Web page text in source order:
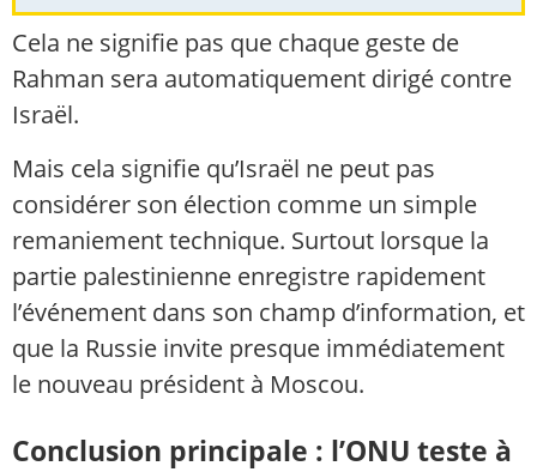
Cela ne signifie pas que chaque geste de
Rahman sera automatiquement dirigé contre
Israël.
Mais cela signifie qu’Israël ne peut pas
considérer son élection comme un simple
remaniement technique. Surtout lorsque la
partie palestinienne enregistre rapidement
l’événement dans son champ d’information, et
que la Russie invite presque immédiatement
le nouveau président à Moscou.
Conclusion principale : l’ONU teste à